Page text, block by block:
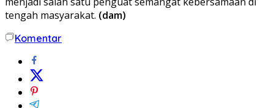
tengah masyarakat. (dam)
Komentar